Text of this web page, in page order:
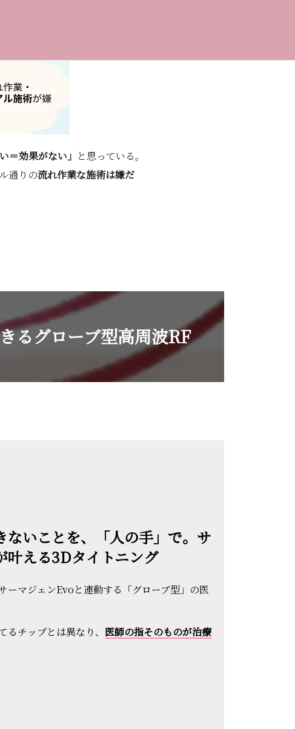
＝効果がない」 と思っている。
通りの流れ作業な施術は嫌だ
るグローブ型高周波RF
ないことを、「人の手」で。サ
叶える3Dタイトニング
ーマジェンEvoと連動する「グローブ型」の医
るチップとは異なり、 医師の指そのものが治療